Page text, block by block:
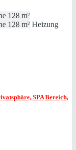
128 m²
128 m² Heizung
SPA Bereich,